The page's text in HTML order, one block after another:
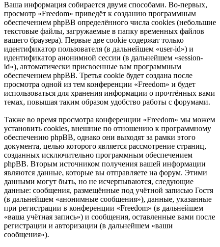
Ваша информация собирается двумя способами. Во-первых,
просмотр «Freedom» приведёт к созданию программным
обеспечением phpBB определённого числа cookies (небольшие
текстовые файлы, загружаемые в папку временных файлов
вашего браузера). Первые две cookie содержат только
идентификатор пользователя (в дальнейшем «user-id») и
идентификатор анонимной сессии (в дальнейшем «session-
id»), автоматически присвоенные вам программным
обеспечением phpBB. Третья cookie будет создана после
просмотра одной из тем конференции «Freedom» и будет
использоваться для хранения информации о прочтённых вами
темах, повышая таким образом удобство работы с форумами.
Также во время просмотра конференции «Freedom» мы можем
установить cookies, внешние по отношению к программному
обеспечению phpBB, однако они выходят за рамки этого
документа, целью которого является рассмотрение страниц,
созданных исключительно программным обеспечением
phpBB. Вторым источником получения вашей информации
являются данные, которые вы отправляете на форум. Этими
данными могут быть, но не исчерпываются, следующие
данные: сообщения, размещённые под учётной записью Гостя
(в дальнейшем «анонимные сообщения»), данные, указанные
при регистрации в конференции «Freedom» (в дальнейшем
«ваша учётная запись») и сообщения, оставленные вами после
регистрации и авторизации (в дальнейшем «ваши
сообщения»).